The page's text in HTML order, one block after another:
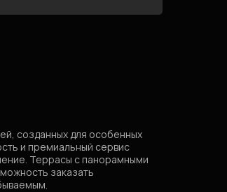
созданных для особенных
и премиальный сервис
Террасы с панорамными
заказать